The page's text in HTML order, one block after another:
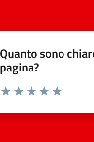
Quanto sono
pagina?
Valuta da 1 a 5 stelle la pagina